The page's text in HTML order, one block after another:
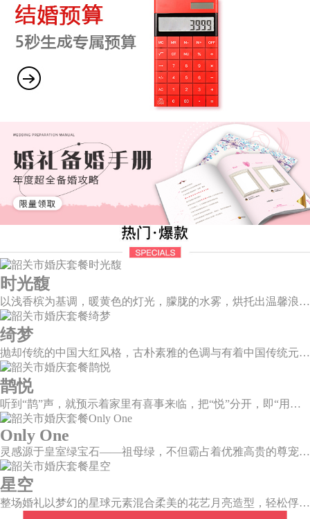
时光馥
以浅香槟为基调，暖黄色的灯光，朦胧的水雾，烘托出温馨浪漫的唯美场景，干净的大型道具布搭配白色香槟色的花艺，让新人和来宾们都能陶醉在幸福梦幻的氛围中。
绮梦
抛却传统的中国大红风格，古朴素雅的色调与有着中国传统元素相辅相成的新中式风格，象形山岚造型、建筑风格的屏风设计、摇曳生姿的芦苇花艺，带你走进一个充满中式情怀的东方绮梦。
鹊悦
听到“鹊”声，就预示着家里有喜事来临，把“悦”分开，即“用心兑现爱的承诺”，设计上融入有诗有画的喜鹊登梅图元素，这样温婉绵长的爱情，又岂在朝朝暮暮。
Only One
灵感源于皇室绿宝石——祖母绿，不但霸占着优雅高贵的尊宠，且没有一种绿可以比之更美。
星空
整场婚礼以梦幻的星球元素混合柔美的花艺月亮造型，轻松俘获每一颗向往美好的心。绚烂星夜的繁星闪耀璀璨，在视觉的统一和谐中，见证深邃大气的星辰。